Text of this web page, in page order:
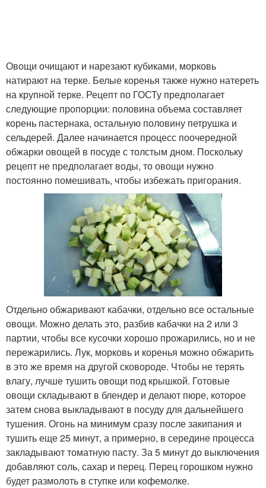
Овощи очищают и нарезают кубиками, морковь
натирают на терке. Белые коренья также нужно натереть
на крупной терке. Рецепт по ГОСТу предполагает
следующие пропорции: половина объема составляет
корень пастернака, остальную половину петрушка и
сельдерей. Далее начинается процесс поочередной
обжарки овощей в посуде с толстым дном. Поскольку
рецепт не предполагает воды, то овощи нужно
постоянно помешивать, чтобы избежать пригорания.
Отдельно обжаривают кабачки, отдельно все остальные
овощи. Можно делать это, разбив кабачки на 2 или 3
партии, чтобы все кусочки хорошо прожарились, но и не
пережарились. Лук, морковь и коренья можно обжарить
в это же время на другой сковороде. Чтобы не терять
влагу, лучше тушить овощи под крышкой. Готовые
овощи складывают в блендер и делают пюре, которое
затем снова выкладывают в посуду для дальнейшего
тушения. Огонь на минимум сразу после закипания и
тушить еще 25 минут, а примерно, в середине процесса
закладывают томатную пасту. За 5 минут до выключения
добавляют соль, сахар и перец. Перец горошком нужно
будет размолоть в ступке или кофемолке.